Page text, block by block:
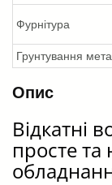
Фурнітура
Грунтування
Опис
Відкатні
просте та